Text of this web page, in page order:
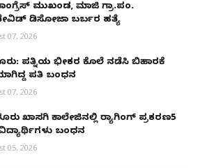
ಮುಖಂಡ, ಮಾಜಿ ಗ್ರಾ.ಪಂ.
ಡಿಸೋಜಾ ಬರ್ಬರ ಹತ್ಯೆ
07, 2026
ಪತ್ನಿಯ ಭೀಕರ ಕೊಲೆ ನಡೆಸಿ ಬಿಹಾರಕ್ಕೆ
ಪತಿ ಬಂಧನ
07, 2026
ಖಾಸಗಿ ಕಾಲೇಜಿನಲ್ಲಿ ರ‌್ಯಾಗಿಂಗ್ ಪ್ರಕರಣ5
ಬಂಧನ
05, 2026